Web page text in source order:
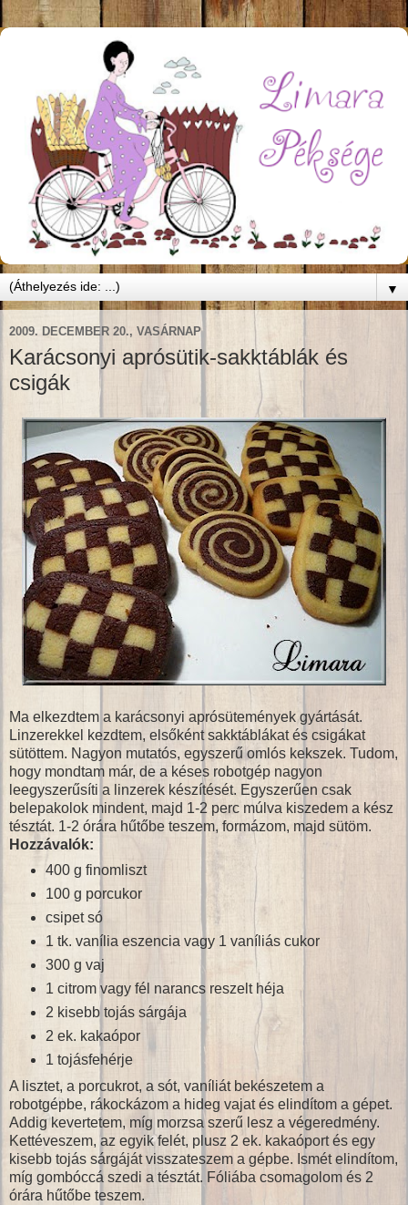
▼
2009. DECEMBER 20., VASÁRNAP
Karácsonyi aprósütik-sakktáblák és
csigák
Ma elkezdtem a karácsonyi aprósütemények gyártását.
Linzerekkel kezdtem, elsőként sakktáblákat és csigákat
sütöttem. Nagyon mutatós, egyszerű omlós kekszek. Tudom,
hogy mondtam már, de a késes robotgép nagyon
leegyszerűsíti a linzerek készítését. Egyszerűen csak
belepakolok mindent, majd 1-2 perc múlva kiszedem a kész
tésztát. 1-2 órára hűtőbe teszem, formázom, majd sütöm.
Hozzávalók:
400 g finomliszt
100 g porcukor
csipet só
1 tk. vanília eszencia vagy 1 vaníliás cukor
300 g vaj
1 citrom vagy fél narancs reszelt héja
2 kisebb tojás sárgája
2 ek. kakaópor
1 tojásfehérje
A lisztet, a porcukrot, a sót, vaníliát bekészetem a
robotgépbe, rákockázom a hideg vajat és elindítom a gépet.
Addig kevertetem, míg morzsa szerű lesz a végeredmény.
Kettéveszem, az egyik felét, plusz 2 ek. kakaóport és egy
kisebb tojás sárgáját visszateszem a gépbe. Ismét elindítom,
míg gombóccá szedi a tésztát. Fóliába csomagolom és 2
órára hűtőbe teszem.